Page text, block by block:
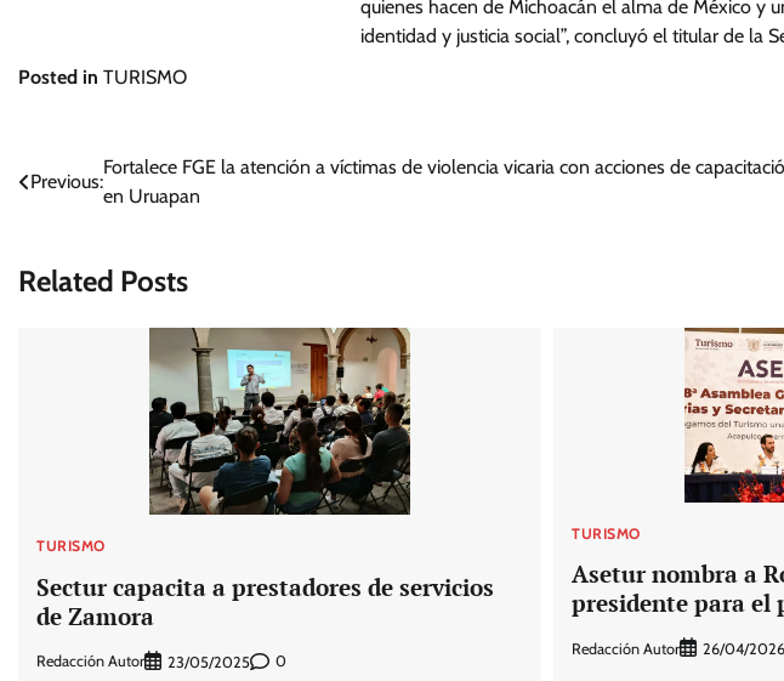
quienes hacen de Michoacán el alma de México y
identidad y justicia social”, concluyó el titular de la
Posted in TURISMO
Navegación
entradas
Previous:
Fortalece FGE la atención a víctimas de violencia vicaria con acciones de
en Uruapan
Related Posts
TURISMO
Sectur capacita a prestadores de servicios
de Zamora
Redacción Autor 23/05/2025 0
TURISMO
Asetur nombra a
presidente para el
Redacción Autor 26/04/